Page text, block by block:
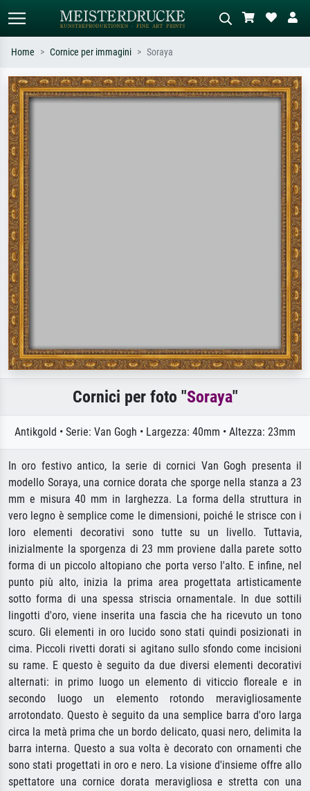
Ricerca standard Ricerca immagini AI
Cerca per artista, titolo o stile – es.
Impressionismo, onda di Hokusai,
Descrivi la scena – es. prato verde,
astratto con molto rosso, dipinto a
olio scuro, nudo in piedi vicino a un
Home Cornice per immagini Soraya
Cornici per foto "Soraya"
Antikgold • Serie: Van Gogh • Largezza: 40mm • Altezza: 23mm
In oro festivo antico, la serie di cornici Van Gogh presenta il
modello Soraya, una cornice dorata che sporge nella stanza a 23
mm e misura 40 mm in larghezza. La forma della struttura in
vero legno è semplice come le dimensioni, poiché le strisce con i
loro elementi decorativi sono tutte su un livello. Tuttavia,
inizialmente la sporgenza di 23 mm proviene dalla parete sotto
forma di un piccolo altopiano che porta verso l'alto. E infine, nel
punto più alto, inizia la prima area progettata artisticamente
sotto forma di una spessa striscia ornamentale. In due sottili
lingotti d'oro, viene inserita una fascia che ha ricevuto un tono
scuro. Gli elementi in oro lucido sono stati quindi posizionati in
cima. Piccoli rivetti dorati si agitano sullo sfondo come incisioni
su rame. E questo è seguito da due diversi elementi decorativi
alternati: in primo luogo un elemento di viticcio floreale e in
secondo luogo un elemento rotondo meravigliosamente
arrotondato. Questo è seguito da una semplice barra d'oro larga
circa la metà prima che un bordo delicato, quasi nero, delimita la
barra interna. Questo a sua volta è decorato con ornamenti che
sono stati progettati in oro e nero. La visione d'insieme offre allo
spettatore una cornice dorata meravigliosa e stretta con una